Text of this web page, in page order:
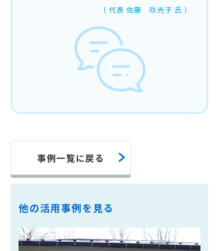
代表 佐藤 玖光子 氏
事例一覧に戻る
他の活用事例を見る